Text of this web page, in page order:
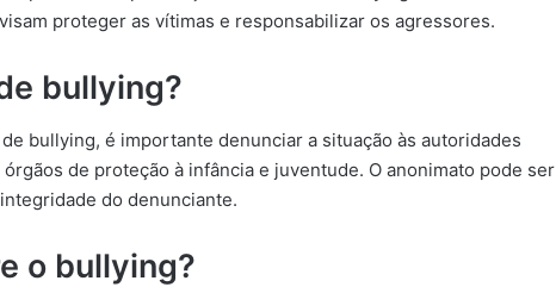
proteger as vítimas e responsabilizar os agressores.
bullying?
bullying, é importante denunciar a situação às autoridades
de proteção à infância e juventude. O anonimato pode ser
do denunciante.
o bullying?